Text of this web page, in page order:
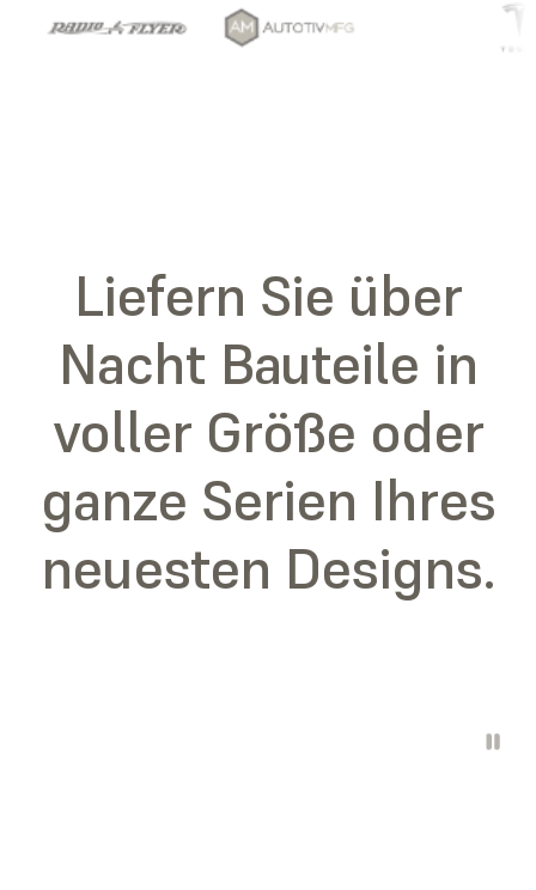
Liefern Sie über
Nacht Bauteile in
voller Größe oder
ganze Serien Ihres
neuesten Designs.